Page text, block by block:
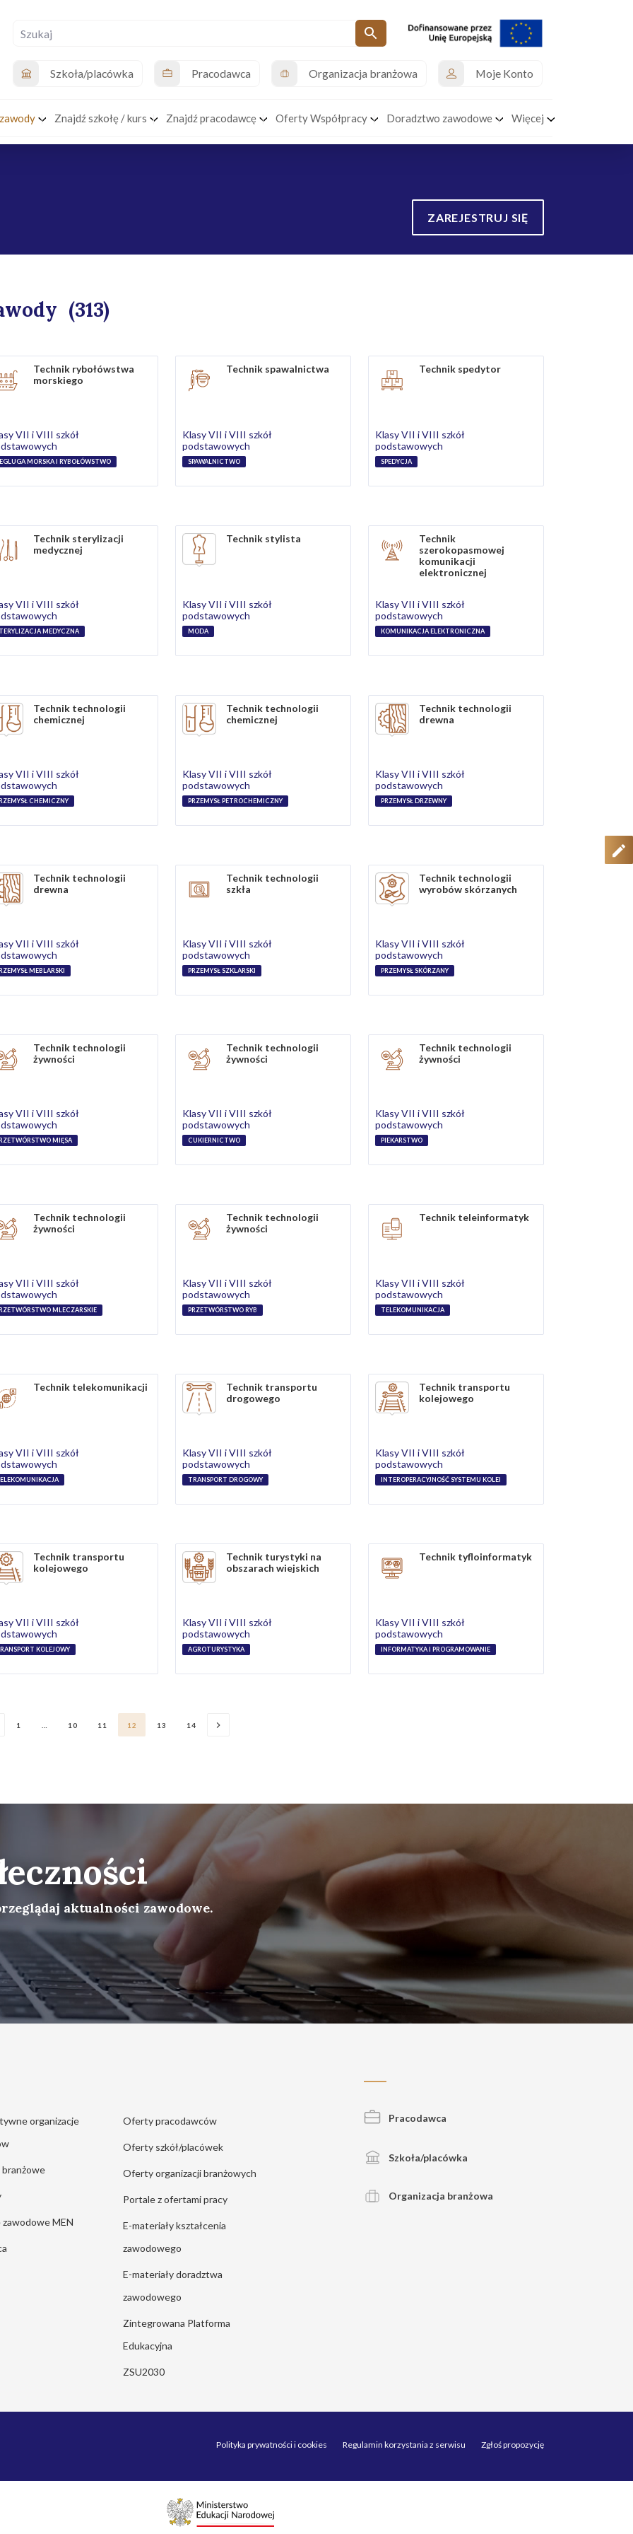
Szkoła/placówka Pracodawca Organizacja branżowa Moje Konto
Znajdź szkołę / kurs Znajdź pracodawcę Oferty Współpracy Doradztwo zawodowe Więcej
ZAREJESTRUJ SIĘ
(313)
Technik rybołówstwa
morskiego
VII i VIII szkół
MORSKA I RYBOŁÓWSTWO
Technik spawalnictwa
Klasy VII i VIII szkół
podstawowych
SPAWALNICTWO
Technik spedytor
Klasy VII i VIII szkół
podstawowych
SPEDYCJA
Technik sterylizacji
medycznej
VII i VIII szkół
MEDYCZNA
Technik stylista
Klasy VII i VIII szkół
podstawowych
MODA
Technik
szerokopasmowej
komunikacji
elektronicznej
Klasy VII i VIII szkół
podstawowych
KOMUNIKACJA ELEKTRONICZNA
Technik technologii
chemicznej
VII i VIII szkół
CHEMICZNY
Technik technologii
chemicznej
Klasy VII i VIII szkół
podstawowych
PRZEMYSŁ PETROCHEMICZNY
Technik technologii
drewna
Klasy VII i VIII szkół
podstawowych
PRZEMYSŁ DRZEWNY
Technik technologii
drewna
VII i VIII szkół
MEBLARSKI
Technik technologii
szkła
Klasy VII i VIII szkół
podstawowych
PRZEMYSŁ SZKLARSKI
Technik technologii
wyrobów skórzanych
Klasy VII i VIII szkół
podstawowych
PRZEMYSŁ SKÓRZANY
Technik technologii
żywności
VII i VIII szkół
MIĘSA
Technik technologii
żywności
Klasy VII i VIII szkół
podstawowych
CUKIERNICTWO
Technik technologii
żywności
Klasy VII i VIII szkół
podstawowych
PIEKARSTWO
Technik technologii
żywności
VII i VIII szkół
MLECZARSKIE
Technik technologii
żywności
Klasy VII i VIII szkół
podstawowych
PRZETWÓRSTWO RYB
Technik teleinformatyk
Klasy VII i VIII szkół
podstawowych
TELEKOMUNIKACJA
Technik telekomunikacji
VII i VIII szkół
Technik transportu
drogowego
Klasy VII i VIII szkół
podstawowych
TRANSPORT DROGOWY
Technik transportu
kolejowego
Klasy VII i VIII szkół
podstawowych
INTEROPERACYJNOŚĆ SYSTEMU KOLEI
Technik transportu
kolejowego
VII i VIII szkół
KOLEJOWY
Technik turystyki na
obszarach wiejskich
Klasy VII i VIII szkół
podstawowych
AGROTURYSTYKA
Technik tyfloinformatyk
Klasy VII i VIII szkół
podstawowych
INFORMATYKA I PROGRAMOWANIE
1 10 11 12 13 14
aktualności zawodowe.
organizacje
zawodowe MEN
Oferty pracodawców
Oferty szkół/placówek
Oferty organizacji branżowych
Portale z ofertami pracy
E-materiały kształcenia
zawodowego
E-materiały doradztwa
zawodowego
Zintegrowana Platforma
Edukacyjna
ZSU2030
Pracodawca
Szkoła/placówka
Organizacja branżowa
Polityka prywatności i cookies Regulamin korzystania z serwisu Zgłoś propozycję